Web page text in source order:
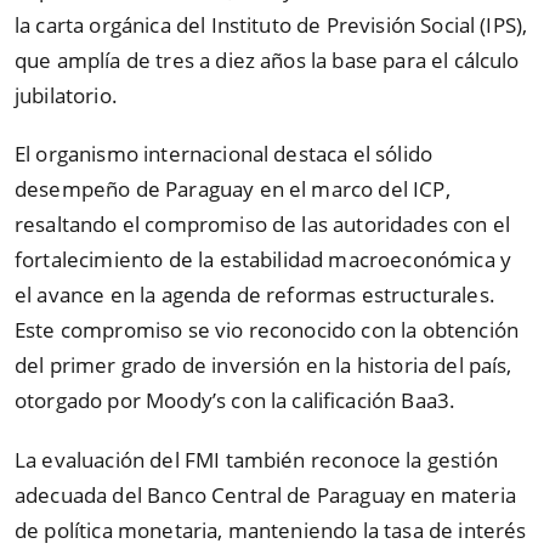
la carta orgánica del Instituto de Previsión Social (IPS),
que amplía de tres a diez años la base para el cálculo
jubilatorio.
El organismo internacional destaca el sólido
desempeño de Paraguay en el marco del ICP,
resaltando el compromiso de las autoridades con el
fortalecimiento de la estabilidad macroeconómica y
el avance en la agenda de reformas estructurales.
Este compromiso se vio reconocido con la obtención
del primer grado de inversión en la historia del país,
otorgado por Moody’s con la calificación Baa3.
La evaluación del FMI también reconoce la gestión
adecuada del Banco Central de Paraguay en materia
de política monetaria, manteniendo la tasa de interés